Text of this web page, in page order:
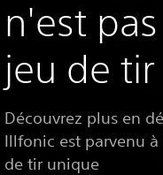
n'est
jeu de
Découvrez plus en
Illfonic est parvenu
de tir unique